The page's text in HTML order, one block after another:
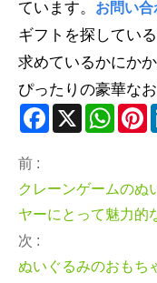
ています。
お問い合
ギフトを探してい
求めているかにか
ぴったりの豪華な
Facebook
X
前 :
クレーンゲームのぬ
ヤーにとって魅力的
次 :
ぬいぐるみのおもち